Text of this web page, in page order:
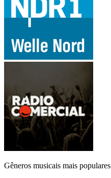
Gêneros musicais mais populares